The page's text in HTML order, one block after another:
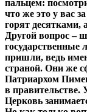
пальцем:
что же это у вас
горят десятками,
Другой вопрос –
государственные
пришли, ведь
страной. Они же
Патриархом
в правительстве.
Церковь